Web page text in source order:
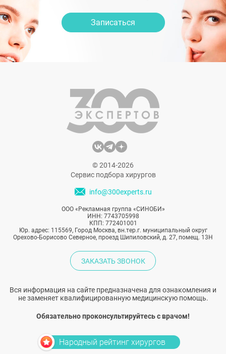
Записаться
© 2014-2026
Сервис подбора хирургов
info@300experts.ru
ООО «Рекламная группа «СИНОБИ»
ИНН: 7743705998
КПП: 772401001
Юр. адрес: 115569, Город Москва, вн.тер.г. муниципальный округ
Орехово-Борисово Северное, проезд Шипиловский, д. 27, помещ. 13Н
ЗАКАЗАТЬ ЗВОНОК
Вся информация на сайте предназначена для ознакомления и
не заменяет квалифицированную медицинскую помощь.
Обязательно проконсультируйтесь с врачом!
Народный рейтинг хирургов